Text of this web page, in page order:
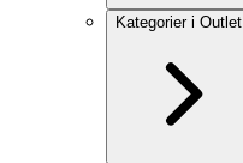
Kategorier i Outlet